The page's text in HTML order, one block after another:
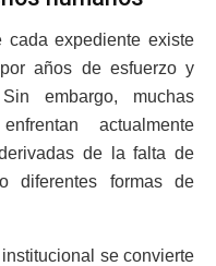
cada expediente existe
años de esfuerzo y
embargo, muchas
actualmente
de la falta de
diferentes formas de
se convierte